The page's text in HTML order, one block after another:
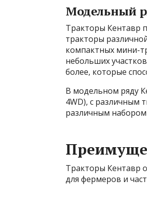
Модельный
Тракторы Кентавр
тракторы
компактных мини-
небольших
более, которые
В модельном ряду
4WD), с различным
различным
Тракторы Кентавр
для фермеров и